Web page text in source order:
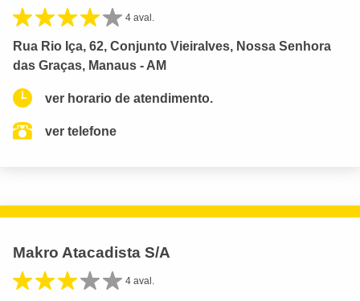
4 aval.
Rua Rio Iça, 62, Conjunto Vieiralves, Nossa Senhora
das Graças, Manaus - AM
ver horario de atendimento.
ver telefone
Makro Atacadista S/A
4 aval.